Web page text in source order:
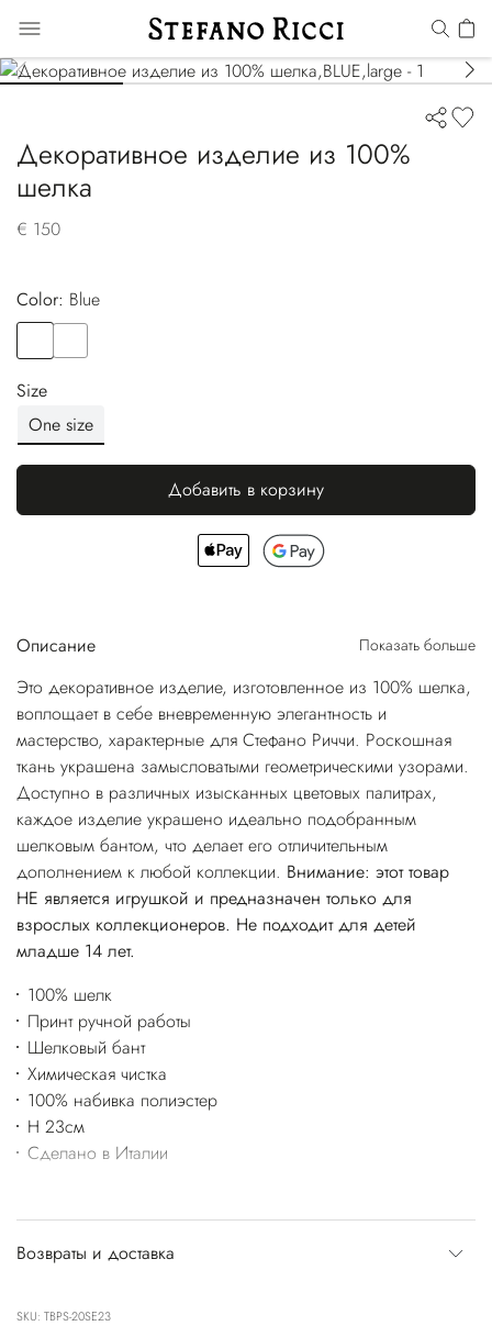
Декоративное изделие из 100%
шелка
€ 150
Color:
blue
Size
One size
Добавить в корзину
Описание Показать больше
Это декоративное изделие, изготовленное из 100% шелка,
воплощает в себе вневременную элегантность и
мастерство, характерные для Стефано Риччи. Роскошная
ткань украшена замысловатыми геометрическими узорами.
Доступно в различных изысканных цветовых палитрах,
каждое изделие украшено идеально подобранным
шелковым бантом, что делает его отличительным
дополнением к любой коллекции. Внимание: этот товар
НЕ является игрушкой и предназначен только для
взрослых коллекционеров. Не подходит для детей
младше 14 лет.
100% шелк
Принт ручной работы
Шелковый бант
Химическая чистка
100% набивка полиэстер
H 23см
Сделано в Италии
Возвраты и доставка
SKU: TBPS-20SE23